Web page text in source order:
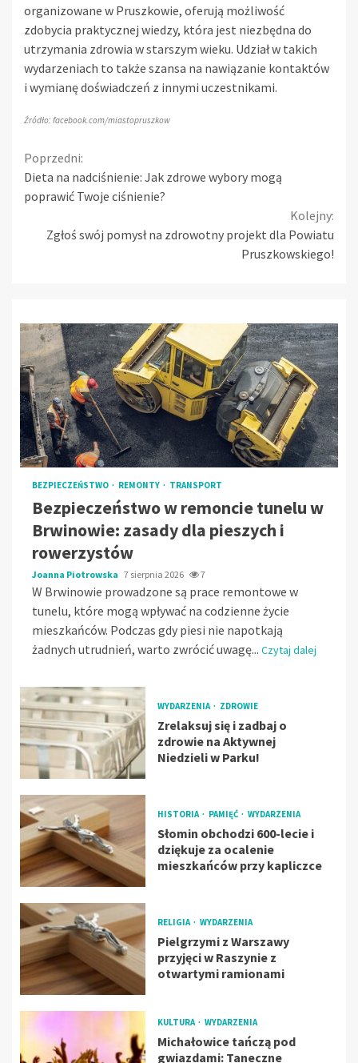
organizowane w Pruszkowie, oferują możliwość
zdobycia praktycznej wiedzy, która jest niezbędna do
utrzymania zdrowia w starszym wieku. Udział w takich
wydarzeniach to także szansa na nawiązanie kontaktów
i wymianę doświadczeń z innymi uczestnikami.
Źródło: facebook.com/miastopruszkow
Continue
Reading
Poprzedni:
Dieta na nadciśnienie: Jak zdrowe wybory mogą
poprawić Twoje ciśnienie?
Kolejny:
Zgłoś swój pomysł na zdrowotny projekt dla Powiatu
Pruszkowskiego!
BEZPIECZEŃSTWO REMONTY TRANSPORT
Bezpieczeństwo w remoncie tunelu w
Brwinowie: zasady dla pieszych i
rowerzystów
Joanna Piotrowska 7 sierpnia 2026 7
W Brwinowie prowadzone są prace remontowe w
tunelu, które mogą wpływać na codzienne życie
mieszkańców. Podczas gdy piesi nie napotkają
żadnych utrudnień, warto zwrócić uwagę... Czytaj dalej
WYDARZENIA ZDROWIE
Zrelaksuj się i zadbaj o
zdrowie na Aktywnej
Niedzieli w Parku!
HISTORIA PAMIĘĆ WYDARZENIA
Słomin obchodzi 600-lecie i
dziękuje za ocalenie
mieszkańców przy kapliczce
RELIGIA WYDARZENIA
Pielgrzymi z Warszawy
przyjęci w Raszynie z
otwartymi ramionami
KULTURA WYDARZENIA
Michałowice tańczą pod
gwiazdami: Taneczne